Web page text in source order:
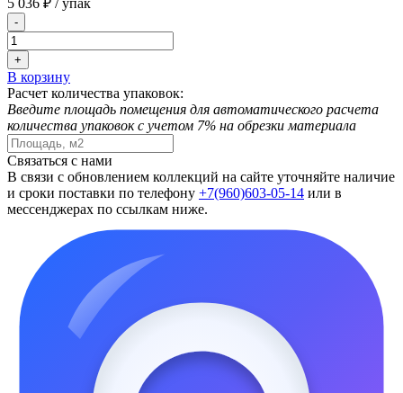
-
+
В корзину
Расчет количества упаковок:
Введите площадь помещения для автоматического расчета
количества упаковок с учетом 7% на обрезки материала
Связаться с нами
В связи с обновлением коллекций на сайте уточняйте наличие
и сроки поставки по телефону +7(960)603-05-14 или в
мессенджерах по ссылкам ниже.